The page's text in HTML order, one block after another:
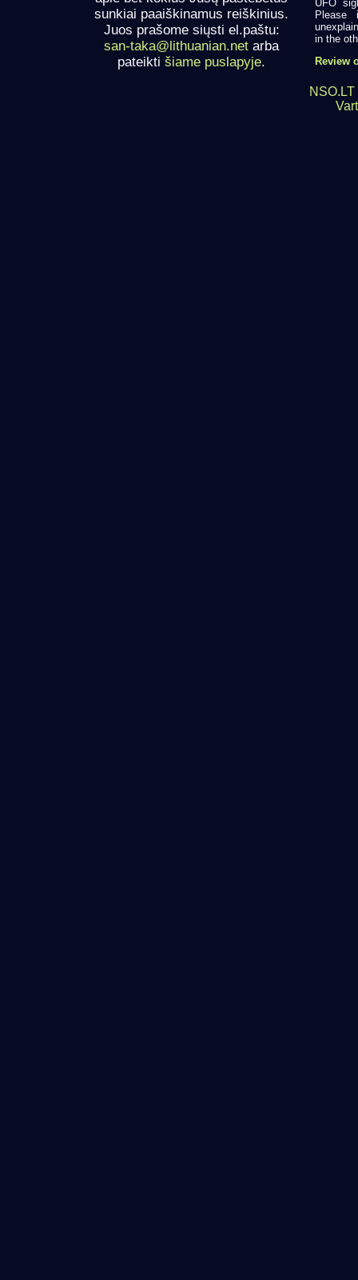
sunkiai paaiškinamus reiškinius.
Juos prašome siųsti el.paštu:
san-taka@lithuanian.net arba
pateikti šiame puslapyje.
UFO
Please
in the
Review